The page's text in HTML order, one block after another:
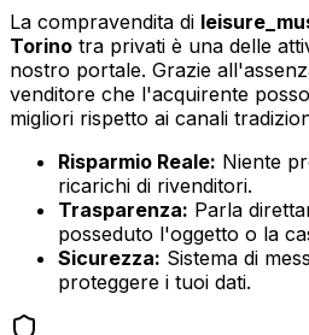
La compravendita di
Torino tra privati è una delle
nostro portale. Grazie
venditore che l'acquirente
migliori rispetto ai canali
Risparmio Reale: Niente
ricarichi di rivenditori.
Trasparenza: Parla
posseduto l'oggetto o la
Sicurezza: Sistema di
proteggere i tuoi dati.